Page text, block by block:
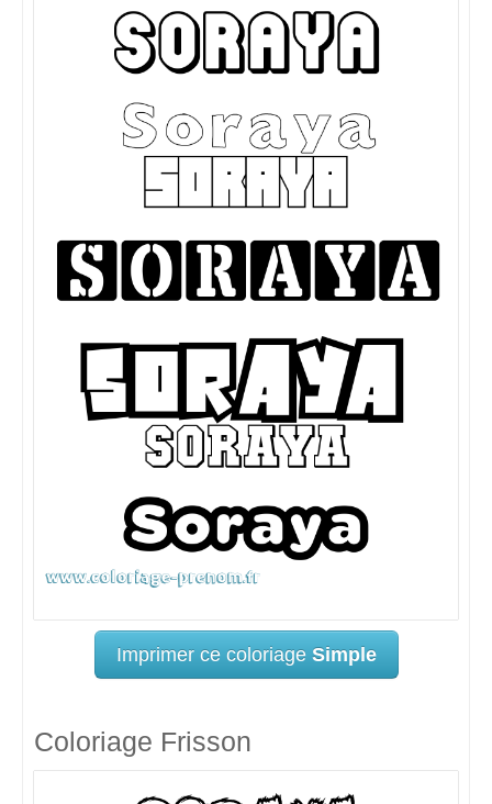
Imprimer ce coloriage Simple
Coloriage Frisson